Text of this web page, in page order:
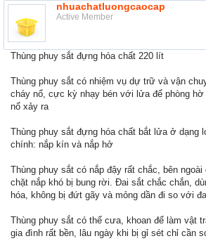
nhuachatluongcaocap
Active Member
Thùng phuy sắt đựng hóa chất 220 lít
Thùng phuy sắt có nhiệm vụ dự trữ và vận
cháy nổ, cực kỳ nhạy bén với lửa để phòng
nổ xảy ra
Thùng phuy sắt đựng hóa chất bắt lửa ở dạng
chính: nắp kín và nắp hở
Thùng phuy sắt có nắp đậy rất chắc, bên
chặt nắp khó bị bung rời. Đai sắt chắc chắn,
hóa, không bị đứt gãy và mỏng dần đi so với
Thùng phuy sắt có thể cưa, khoan để làm vật
gia đình rất bền, lâu ngày khi bị gỉ sét chỉ cần